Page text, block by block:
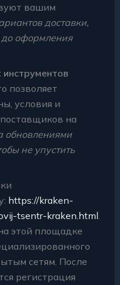
вашим
доставки,
до оформления
позволяет
условия и
на
обновлениями
не упустить
https://kraken-
tsentr-kraken.html
этой площадке
сетям. После
регистрация